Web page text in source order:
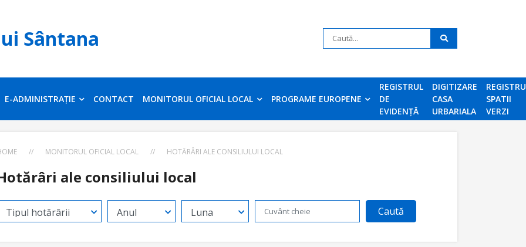
Sântana
E-ADMINISTRAȚIE CONTACT MONITORUL OFICIAL LOCAL PROGRAME EUROPENE
REGISTRUL
DE
EVIDENȚĂ
DIGITIZARE
CASA
URBARIALA
REGISTRU
SPATII
VERZI
// MONITORUL OFICIAL LOCAL // HOTĂRÂRI ALE CONSILIULUI LOCAL
ale consiliului local
Caută